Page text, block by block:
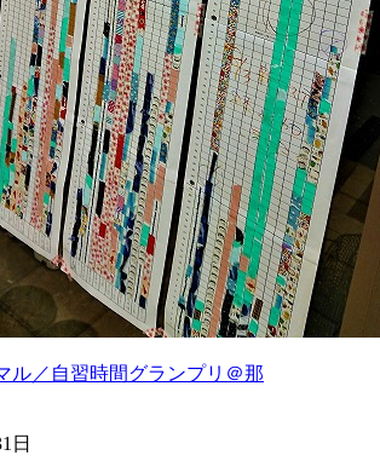
ル／自習時間グランプリ＠那
日